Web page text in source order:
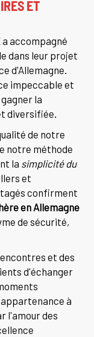
ET
a accompagné
dans leur projet
d'Allemagne.
impeccable et
la
diversifiée.
de notre
notre méthode
la simplicité du
et
confirment
en Allemagne
de sécurité,
et des
d'échanger
à
l'amour des